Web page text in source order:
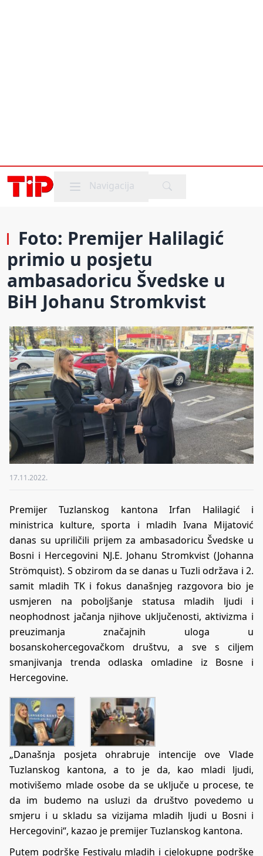
Mobile menu
Navigacija
Foto: Premijer Halilagić
primio u posjetu
ambasadoricu Švedske u
BiH Johanu Stromkvist
17.11.2022.
Premijer Tuzlanskog kantona Irfan Halilagić i
ministrica kulture, sporta i mladih Ivana Mijatović
danas su upriličili prijem za ambasadoricu Švedske u
Bosni i Hercegovini NJ.E. Johanu Stromkvist (Johanna
Strömquist). S obzirom da se danas u Tuzli održava i 2.
samit mladih TK i fokus današnjeg razgovora bio je
usmjeren na poboljšanje statusa mladih ljudi i
neophodnost jačanja njihove uključenosti, aktivizma i
preuzimanja značajnih uloga u
bosanskohercegovačkom društvu, a sve s ciljem
smanjivanja trenda odlaska omladine iz Bosne i
Hercegovine.
„Današnja posjeta ohrabruje intencije ove Vlade
Tuzlanskog kantona, a to je da, kao mladi ljudi,
motivišemo mlade osobe da se uključe u procese, te
da im budemo na usluzi da društvo povedemo u
smjeru i u skladu sa vizijama mladih ljudi u Bosni i
Hercegovini“, kazao je premijer Tuzlanskog kantona.
Putem podrške Festivalu mladih i cjelokupne podrške